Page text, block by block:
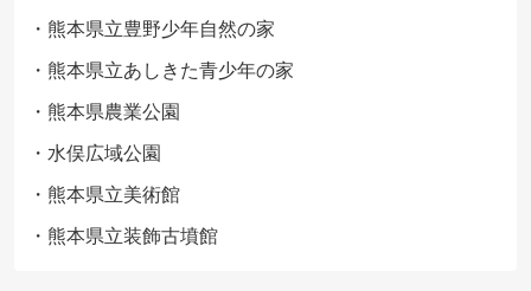
・熊本県立豊野少年自然の家
・熊本県立あしきた青少年の家
・熊本県農業公園
・水俣広域公園
・熊本県立美術館
・熊本県立装飾古墳館